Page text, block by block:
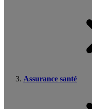
Assurance santé